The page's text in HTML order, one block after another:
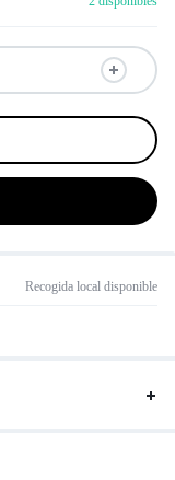
Recogida local disponible